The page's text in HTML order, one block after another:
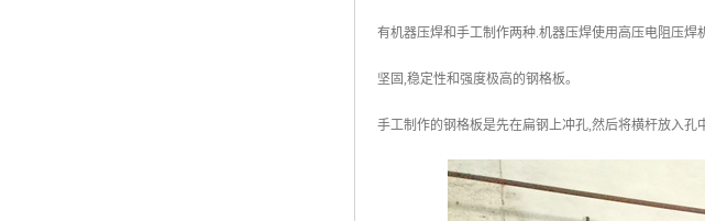
有机器压焊和手工制作两种.机器压焊使用高压电阻压
坚固,稳定性和强度极高的钢格板。
手工制作的钢格板是先在扁钢上冲孔,然后将横杆放入孔